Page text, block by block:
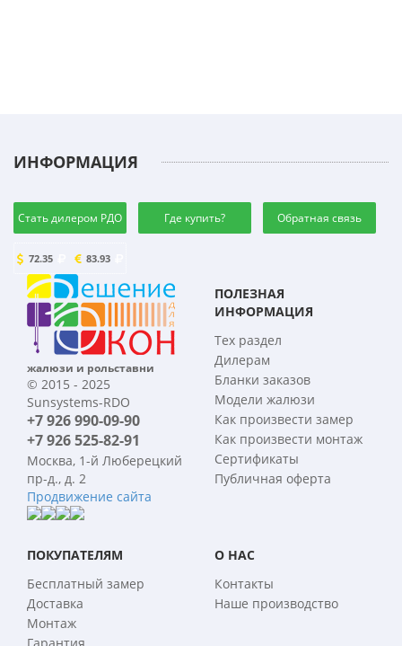
ИНФОРМАЦИЯ
Стать дилером РДО Где купить? Обратная связь
72.35 83.93
жалюзи и рольставни
© 2015 - 2025
Sunsystems-RDO
+7 926 990-09-90
+7 926 525-82-91
Москва, 1-й Люберецкий
пр-д., д. 2
Продвижение сайта
ПОЛЕЗНАЯ
ИНФОРМАЦИЯ
Тех раздел
Дилерам
Бланки заказов
Модели жалюзи
Как произвести замер
Как произвести монтаж
Сертификаты
Публичная оферта
ПОКУПАТЕЛЯМ
Бесплатный замер
Доставка
Монтаж
Гарантия
О НАС
Контакты
Наше производство